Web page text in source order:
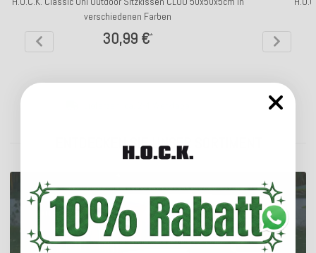
verschiedenen Farben
30,99 €*
ENTDECKEN SIE UNSER SORTIMENT